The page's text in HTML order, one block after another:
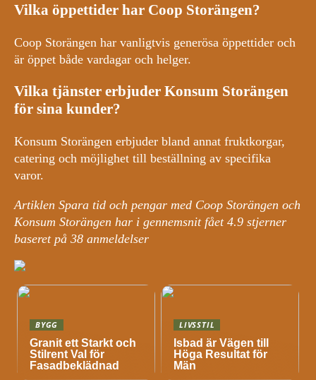
Vilka öppettider har Coop Storängen?
Coop Storängen har vanligtvis generösa öppettider och
är öppet både vardagar och helger.
Vilka tjänster erbjuder Konsum Storängen
för sina kunder?
Konsum Storängen erbjuder bland annat fruktkorgar,
catering och möjlighet till beställning av specifika
varor.
Artiklen Spara tid och pengar med Coop Storängen och
Konsum Storängen har i gennemsnit fået 4.9 stjerner
baseret på 38 anmeldelser
BYGG
Granit ett Starkt och
Stilrent Val för
Fasadbeklädnad
LIVSSTIL
Isbad är Vägen till
Höga Resultat för
Män